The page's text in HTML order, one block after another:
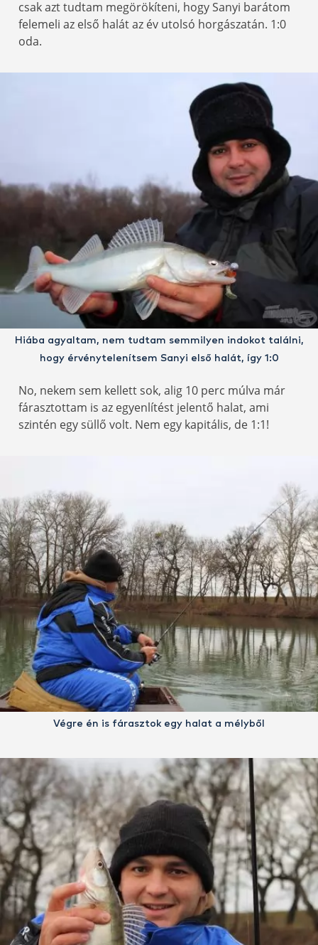
csak azt tudtam megörökíteni, hogy Sanyi barátom
felemeli az első halát az év utolsó horgászatán. 1:0
oda.
Hiába agyaltam, nem tudtam semmilyen indokot találni,
hogy érvénytelenítsem Sanyi első halát, így 1:0
No, nekem sem kellett sok, alig 10 perc múlva már
fárasztottam is az egyenlítést jelentő halat, ami
szintén egy süllő volt. Nem egy kapitális, de 1:1!
Végre én is fárasztok egy halat a mélyből